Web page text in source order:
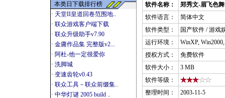
本类日下载排行榜
· 天堂II皇道回卷范围地..
· 联众游戏客户端下载
· 联众升级助手v7.90
· 金庸作品集 完整版v2...
· 阿杜-他一定很爱你
· 洗脚城
· 变速齿轮v0.43
· 联众工具－联众前缀集..
· 中华灯谜 2005 build ..
软件名称：
郑秀文-眉飞色舞
软件语言：
简体中文
软件类型：
国产软件 / 游戏
运行环境：
WinXP,
授权方式：
免费软件
软件大小：
3 MB
软件等级：
整理时间：
2003-11-5